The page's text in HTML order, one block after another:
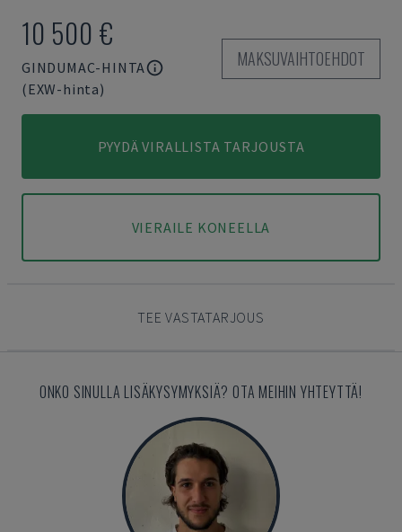
10 500 €
GINDUMAC-HINTA
(EXW-hinta)
MAKSUVAIHTOEHDOT
PYYDÄ VIRALLISTA TARJOUSTA
VIERAILE KONEELLA
TEE VASTATARJOUS
ONKO SINULLA LISÄKYSYMYKSIÄ? OTA MEIHIN YHTEYTTÄ!